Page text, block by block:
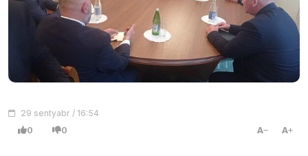
29 sentyabr / 16:54
0 0 A A